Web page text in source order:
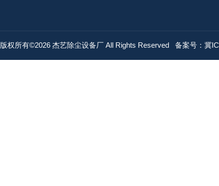
版权所有©2026 杰艺除尘设备厂 All Rights Reserved 备案号：冀